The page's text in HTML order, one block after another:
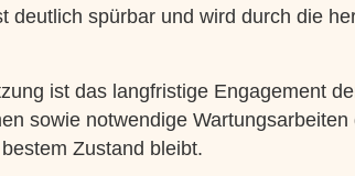
deutlich spürbar und wird durch die
ist das langfristige Engagement
sowie notwendige
Zustand bleibt.